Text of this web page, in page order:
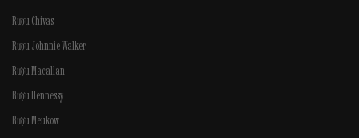
Rượu Chivas
Rượu Johnnie Walker
Rượu Macallan
Rượu Hennessy
Rượu Meukow